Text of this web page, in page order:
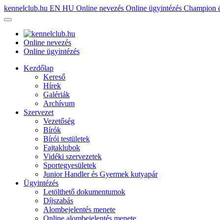
kennelclub.hu EN HU Online nevezés Online ügyintézés Champion
Online nevezés
Online ügyintézés
Kezdőlap
Kereső
Hírek
Galériák
Archívum
Szervezet
Vezetőség
Bírók
Bírói testületek
Fajtaklubok
Vidéki szervezetek
Sportegyesületek
Junior Handler és Gyermek kutyapár
Ügyintézés
Letölthető dokumentumok
Díjszabás
Alombejelentés menete
Online alombejelentés menete